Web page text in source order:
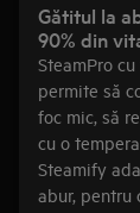
Gătitul la
90% din
SteamPro
permite să
foc mic, să
cu o
Steamify
abur, pentru